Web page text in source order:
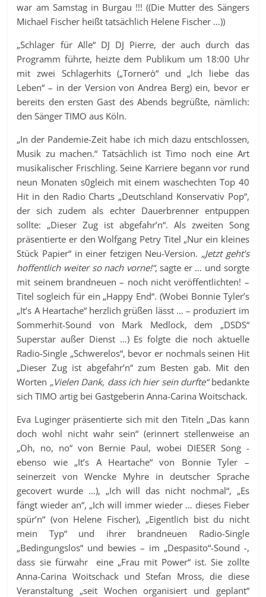
war am Samstag in Burgau !!! ((Die Mutter des Sängers
Michael Fischer heißt tatsächlich Helene Fischer …))
„Schlager für Alle“ DJ DJ Pierre, der auch durch das
Programm führte, heizte dem Publikum um 18:00 Uhr
mit zwei Schlagerhits („Tornerò“ und „Ich liebe das
Leben“ – in der Version von Andrea Berg) ein, bevor er
bereits den ersten Gast des Abends begrüßte, nämlich:
den Sänger TIMO aus Köln.
„In der Pandemie-Zeit habe ich mich dazu entschlossen,
Musik zu machen.“ Tatsächlich ist Timo noch eine Art
musikalischer Frischling. Seine Karriere begann vor rund
neun Monaten s0gleich mit einem waschechten Top 40
Hit in den Radio Charts „Deutschland Konservativ Pop“,
der sich zudem als echter Dauerbrenner entpuppen
sollte: „Dieser Zug ist abgefahr’n“. Als zweiten Song
präsentierte er den Wolfgang Petry Titel „Nur ein kleines
Stück Papier“ in einer fetzigen Neu-Version. „Jetzt geht’s
hoffentlich weiter so nach vorne!“, sagte er … und sorgte
mit seinem brandneuen – noch nicht veröffentlichten! –
Titel sogleich für ein „Happy End“. (Wobei Bonnie Tyler’s
„It’s A Heartache“ herzlich grüßen lässt … – produziert im
Sommerhit-Sound von Mark Medlock, dem „DSDS“
Superstar außer Dienst …) Es folgte die noch aktuelle
Radio-Single „Schwerelos“, bevor er nochmals seinen Hit
„Dieser Zug ist abgefahr’n“ zum Besten gab. Mit den
Worten „Vielen Dank, dass ich hier sein durfte“bedankte
sich TIMO artig bei Gastgeberin Anna-Carina Woitschack.
Eva Luginger präsentierte sich mit den Titeln „Das kann
doch wohl nicht wahr sein“ (erinnert stellenweise an
„Oh, no, no“ von Bernie Paul, wobei DIESER Song -
ebenso wie „It’s A Heartache“ von Bonnie Tyler –
seinerzeit von Wencke Myhre in deutscher Sprache
gecovert wurde …), „Ich will das nicht nochmal“, „Es
fängt wieder an“, „Ich will immer wieder … dieses Fieber
spür’n“ (von Helene Fischer), „Eigentlich bist du nicht
mein Typ“ und ihrer brandneuen Radio-Single
„Bedingungslos“ und bewies – im „Despasito“-Sound -,
dass sie fürwahr eine „Frau mit Power“ ist. Sie zollte
Anna-Carina Woitschack und Stefan Mross, die diese
Veranstaltung „seit Wochen organisiert und geplant“